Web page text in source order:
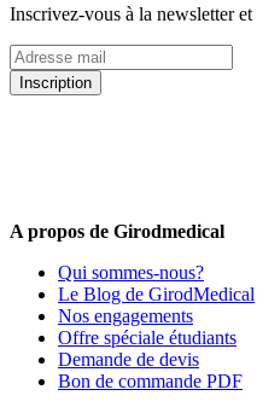
Inscrivez-vous à la newsletter
Inscription
A propos de Girodmedical
Qui sommes-nous?
Le Blog de GirodMedical
Nos engagements
Offre spéciale étudiants
Demande de devis
Bon de commande PDF